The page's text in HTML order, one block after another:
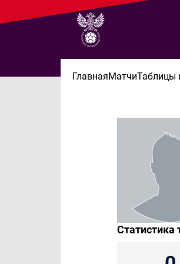
ГлавнаяМатчиТаблицы
Статистика